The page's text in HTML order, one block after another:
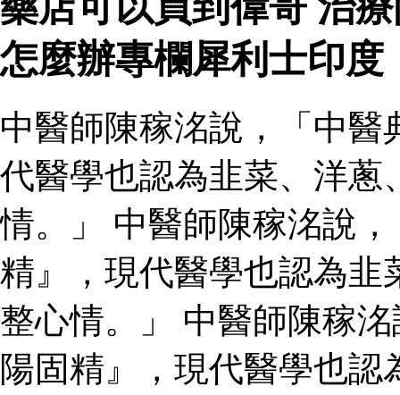
怎麼辦專欄犀利士印度
中醫師陳稼洺說，「中
代醫學也認為韭菜、洋蔥
情。」 中醫師陳稼洺說
精』，現代醫學也認為韭
整心情。」 中醫師陳稼
陽固精』，現代醫學也